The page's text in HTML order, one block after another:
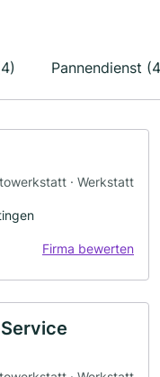
Pannendienst
· Werkstatt
Firma bewerten